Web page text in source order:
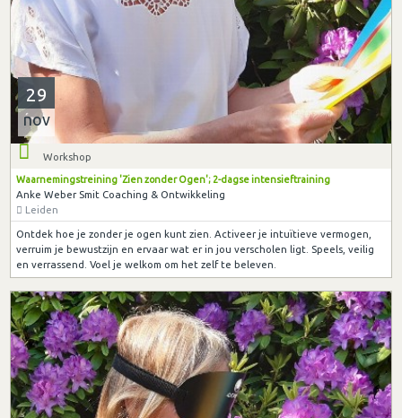
29
nov
Workshop
Waarnemingstreining 'Zien zonder Ogen'; 2-dagse intensieftraining
Anke Weber Smit Coaching & Ontwikkeling
Leiden
Ontdek hoe je zonder je ogen kunt zien. Activeer je intuïtieve vermogen,
verruim je bewustzijn en ervaar wat er in jou verscholen ligt. Speels, veilig
en verrassend. Voel je welkom om het zelf te beleven.